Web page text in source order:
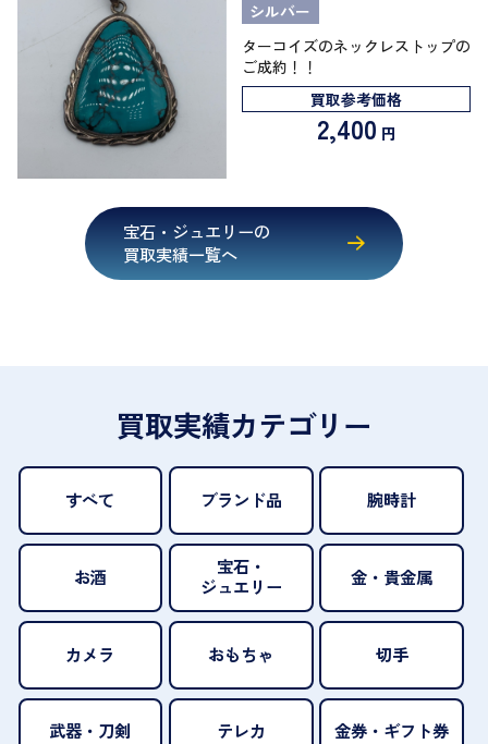
シルバー
ターコイズのネックレストップの
ご成約！！
買取参考価格
2,400 円
宝石・ジュエリーの
買取実績一覧へ
買取実績カテゴリー
すべて ブランド品 腕時計
お酒
宝石・
ジュエリー
金・貴金属
カメラ おもちゃ 切手
武器・刀剣 テレカ 金券・ギフト券